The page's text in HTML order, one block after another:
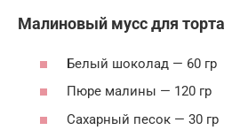
Малиновый мусс для торта
Белый шоколад — 60 гр
Пюре малины — 120 гр
Сахарный песок — 30 гр